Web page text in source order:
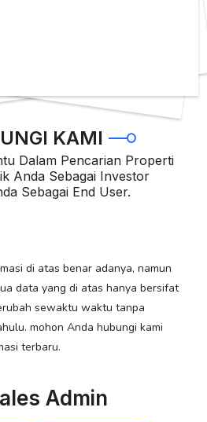
KAMI
Dalam Pencarian Properti
Anda Sebagai Investor
Sebagai End User.
di atas benar adanya, namun
data yang di atas hanya bersifat
sewaktu waktu tanpa
mohon Anda hubungi kami
terbaru.
Admin